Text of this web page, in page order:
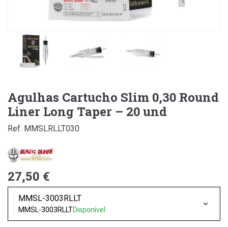
Agulhas Cartucho Slim 0,30 Round
Liner Long Taper – 20 und
Ref. MMSLRLLT030
27,50 €
MMSL-3003RLLT
MMSL-3003RLLTDisponível